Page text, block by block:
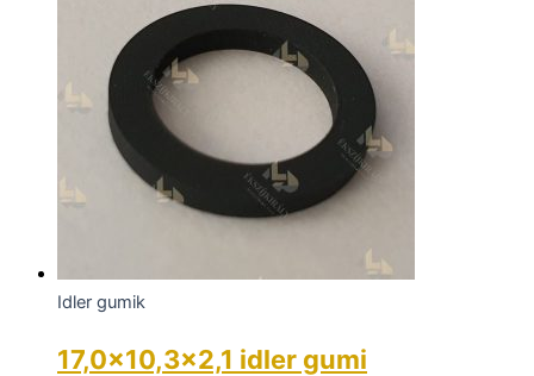
Idler gumik
17,0×10,3×2,1 idler gumi